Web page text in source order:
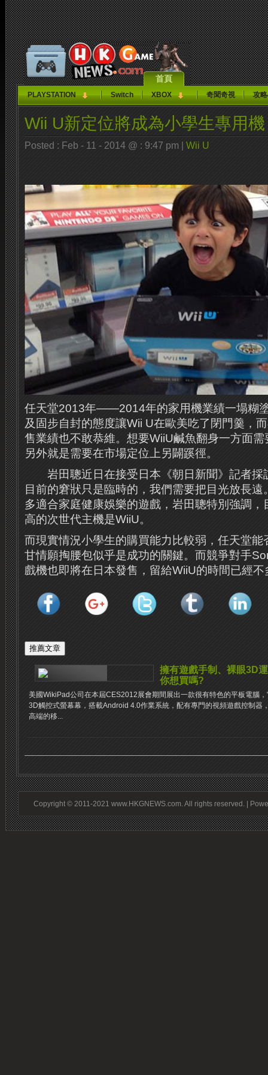
首頁
PLAYSTATION Switch XBOX 奇聞奇視 攻
Wii U新定位將成為小學生專用機
Posted : Feb - 11 - 2014 @ : 9:47 pm | Wii U
任天堂2013年——2014年的家用機業績一塌糊
及固步自封的態度讓Wii U在歐美吃了閉門羹，
售業績也不敢恭維。想要WiiU鹹魚翻身一方面
另外就是需要在市場定位上另闢蹊徑。
岩田聰近日在接受日本《朝日新聞》記者採
目前的窘狀只是臨時的，我們需要把目光放長
多適合家庭健康娛樂的遊戲，岩田聰特別強調
高的次世代主機是WiiU。
而現實情況小學生的購買能力比較弱，任天堂能
甘情願掏腰包似乎是成功的關鍵。而競爭對手
戲機也即將在日本發售，留給WiiU的時間已經不
擁有遊戲手制、裸眼3D
你想買嗎?
美國WikiPad公司在本屆CES2012展會期間展出一款很有特色的平板電腦
3D觸控式螢幕幕，搭載Android 4.0作業系統，配有專門的視頻遊戲控制器
高端的移...
Copyright © 2011-2021 www.HKGNEWS.com. All rights reserved. |